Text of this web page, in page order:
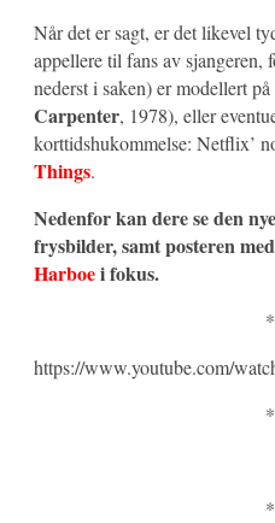
Når det er sagt, er det likevel
appellere til fans av sjangeren,
nederst i saken) er modellert
Carpenter, 1978), eller
korttidshukommelse: Netflix’
Things.
Nedenfor kan dere se den
frysbilder, samt posteren
Harboei fokus.
*
https://www.youtube.com/
*
*